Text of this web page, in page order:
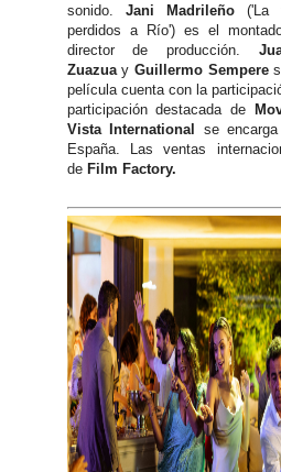
sonido. Jani Madrileño('La
perdidos a Río') es el
director de producción.
Zuazuay Guillermo Sempere
película cuenta con la
participación destacada de
Vista International
se
España. Las ventas
de Film Factory.